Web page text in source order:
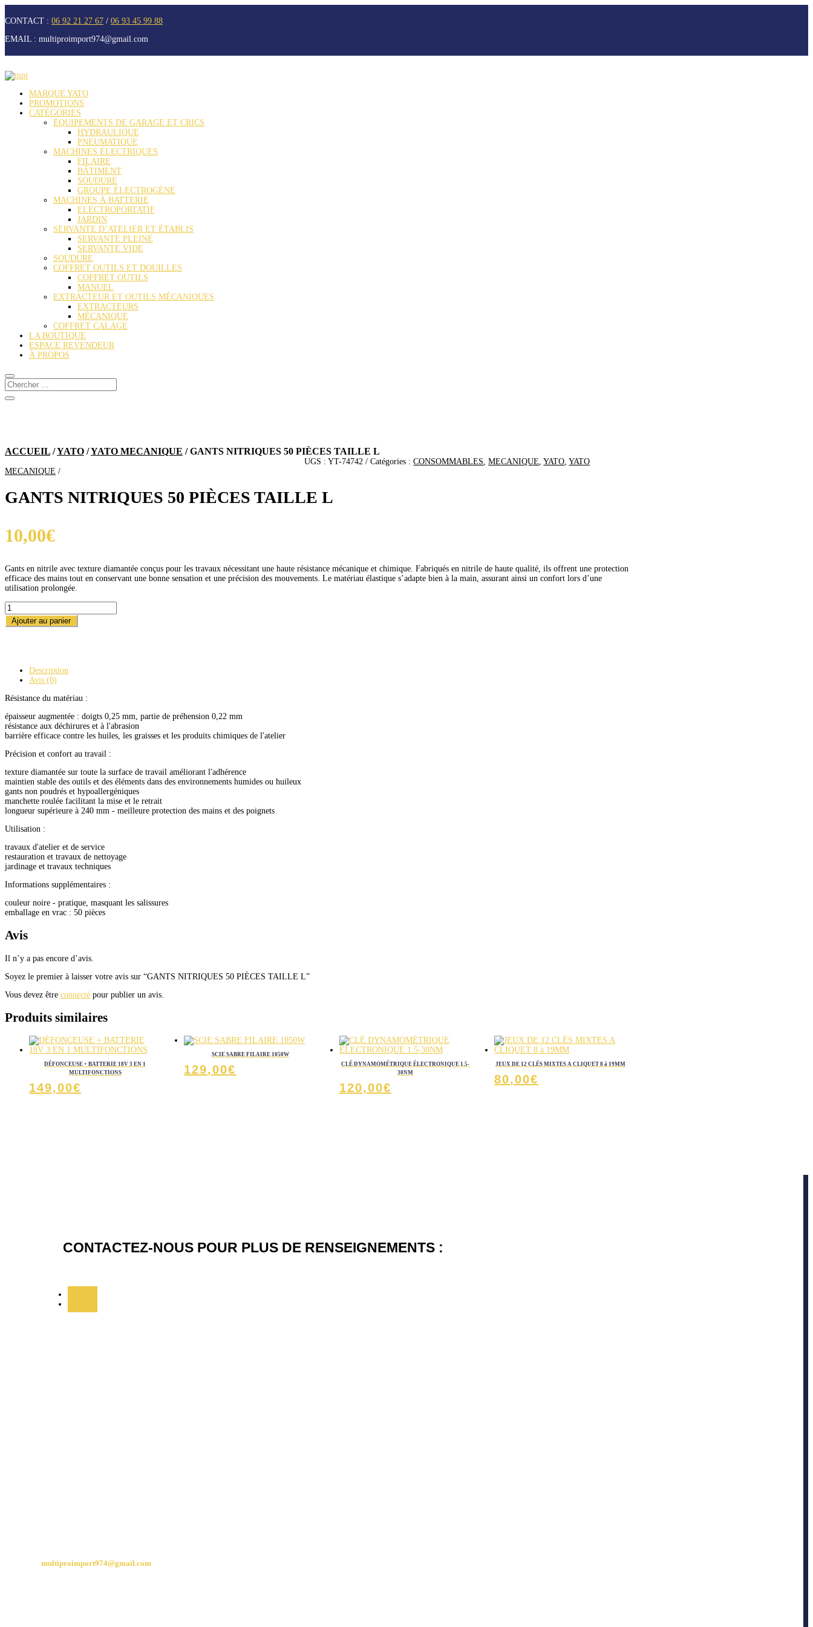
CONTACT : 06 92 21 27 67 / 06 93 45 99 88
EMAIL : multiproimport974@gmail.com
MARQUE YATO
PROMOTIONS
CATÉGORIES
ÉQUIPEMENTS DE GARAGE ET CRICS
HYDRAULIQUE
PNEUMATIQUE
MACHINES ÉLECTRIQUES
FILAIRE
BÂTIMENT
SOUDURE
GROUPE ÉLECTROGÈNE
MACHINES À BATTERIE
ELECTROPORTATIF
JARDIN
SERVANTE D’ATELIER ET ÉTABLIS
SERVANTE PLEINE
SERVANTE VIDE
SOUDURE
COFFRET OUTILS ET DOUILLES
COFFRET OUTILS
MANUEL
EXTRACTEUR ET OUTILS MÉCANIQUES
EXTRACTEURS
MÉCANIQUE
COFFRET CALAGE
LA BOUTIQUE
ESPACE REVENDEUR
À PROPOS
ACCUEIL /YATO /YATO MECANIQUE / GANTS NITRIQUES 50 PIÈCES TAILLE L
UGS :YT-74742 Catégories :CONSOMMABLES,MECANIQUE,YATO,YATO
MECANIQUE
GANTS NITRIQUES 50 PIÈCES TAILLE L
10,00€
Gants en nitrile avec texture diamantée conçus pour les travaux nécessitant une haute résistance mécanique et chimique. Fabriqués en nitrile de haute qualité, ils offrent une protection
efficace des mains tout en conservant une bonne sensation et une précision des mouvements. Le matériau élastique s’adapte bien à la main, assurant ainsi un confort lors d’une
utilisation prolongée.
QUANTITÉ
DE
GANTS
Ajouter au panier
Description
Avis (0)
Résistance du matériau :
épaisseur augmentée : doigts 0,25 mm, partie de préhension 0,22 mm
résistance aux déchirures et à l'abrasion
barrière efficace contre les huiles, les graisses et les produits chimiques de l'atelier
Précision et confort au travail :
texture diamantée sur toute la surface de travail améliorant l'adhérence
maintien stable des outils et des éléments dans des environnements humides ou huileux
gants non poudrés et hypoallergéniques
manchette roulée facilitant la mise et le retrait
longueur supérieure à 240 mm - meilleure protection des mains et des poignets
Utilisation :
travaux d'atelier et de service
restauration et travaux de nettoyage
jardinage et travaux techniques
Informations supplémentaires :
couleur noire - pratique, masquant les salissures
emballage en vrac : 50 pièces
Avis
Il n’y a pas encore d’avis.
Soyez le premier à laisser votre avis sur “GANTS NITRIQUES 50 PIÈCES TAILLE L”
Vous devez être connecté pour publier un avis.
Produits similaires
DÉFONCEUSE + BATTERIE 18V 3 EN 1
MULTIFONCTIONS
149,00€
SCIE SABRE FILAIRE 1050W
129,00€
CLÉ DYNAMOMÉTRIQUE ÉLECTRONIQUE 1.5-
30NM
120,00€
JEUX DE 12 CLÉS MIXTES A CLIQUET 8 à 19MM
80,00€
CONTACTEZ-NOUS POUR PLUS DE RENSEIGNEMENTS :
multiproimport974@gmail.com